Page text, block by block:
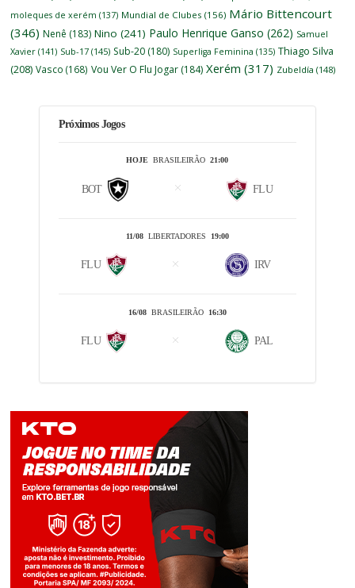
moleques de xerém (137) Mundial de Clubes (156) Mário Bittencourt
(346) Nenê (183) Nino (241) Paulo Henrique Ganso (262) Samuel
Xavier (141) Sub-17 (145) Sub-20 (180) Superliga Feminina (135) Thiago Silva
(208) Vasco (168) Vou Ver O Flu Jogar (184) Xerém (317) Zubeldía (148)
Próximos Jogos
HOJE BRASILEIRÃO21:00
BOT FLU
11/08LIBERTADORES 19:00
FLU IRV
16/08BRASILEIRÃO 16:30
FLU PAL